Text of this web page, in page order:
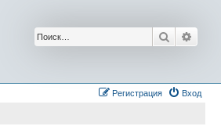
Поиск
Вход
Регистрация